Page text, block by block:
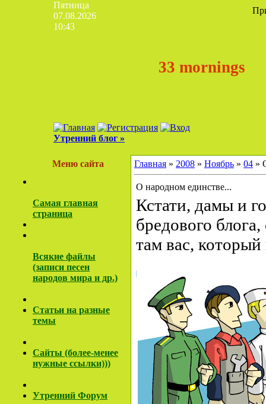
Пятница
07.08.2026
10:43
33 mornings
Утренний блог »
Меню сайта
Самая главная
страница
Всякие файлы
(записи песен
народов мира и др.)
Cтатьи на разные
темы
Сайты (более-менее
нужные ссылки)))
Утренний Форум
Главная » 2008 » Ноябрь » 04 »
О народном единстве...
Кстати, дамы и
бредового
там вас,